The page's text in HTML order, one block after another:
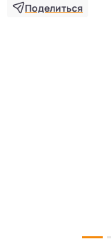
Поделиться